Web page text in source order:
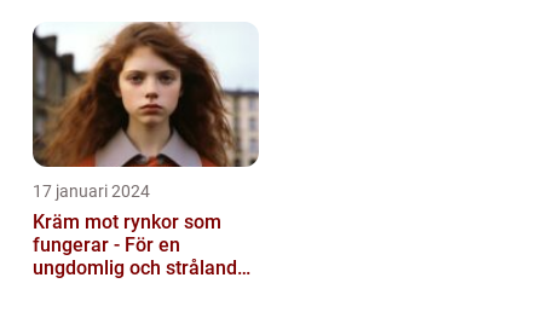
17 januari 2024
Kräm mot rynkor som
fungerar - För en
ungdomlig och strålande